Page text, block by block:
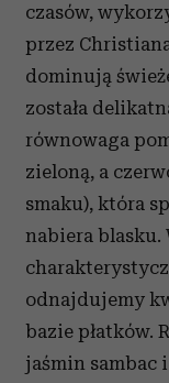
czasów,
przez
dominują
została
równowaga
zieloną, a
smaku), która
nabiera blasku.
odnajdujemy
bazie płatków.
jaśmin sambac